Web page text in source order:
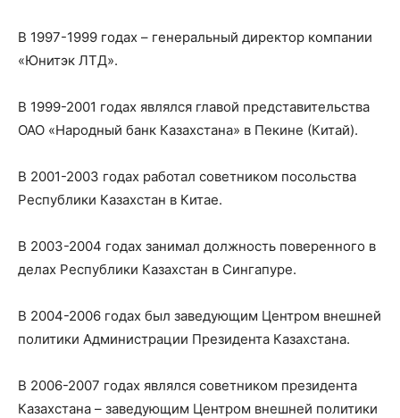
В 1997-1999 годах – генеральный директор компании
«Юнитэк ЛТД».
В 1999-2001 годах являлся главой представительства
ОАО «Народный банк Казахстана» в Пекине (Китай).
В 2001-2003 годах работал советником посольства
Республики Казахстан в Китае.
В 2003-2004 годах занимал должность поверенного в
делах Республики Казахстан в Сингапуре.
В 2004-2006 годах был заведующим Центром внешней
политики Администрации Президента Казахстана.
В 2006-2007 годах являлся советником президента
Казахстана – заведующим Центром внешней политики